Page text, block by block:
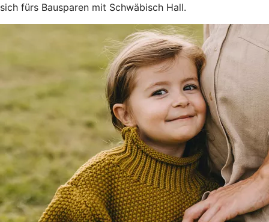
sich fürs Bausparen mit Schwäbisch Hall.